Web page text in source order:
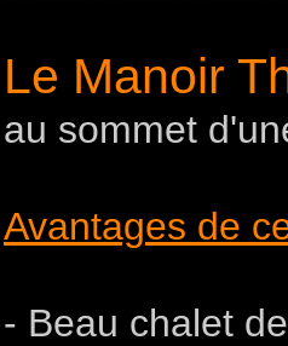
Le Manoir
au sommet
Avantages de
- Beau chalet